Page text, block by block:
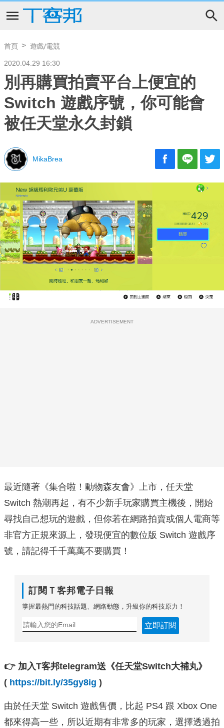
首頁 遊戲/電競
2020.04.29 16:30
別再購買拍賣平台上便宜的
Switch 遊戲序號，你可能會
被任天堂永久封鎖
MikaBrea
ADVERTISEMENT
最近隨著《集合啦！動物森友會》上市，任天堂
Switch 熱潮再起，有不少新手玩家購買主機後，開始
尋找自己想玩的遊戲，但你若在網路拍賣或個人電商等
非官方正規來源上，發現便宜的數位版 Switch 遊戲序
號，請記得千千萬萬不要購買！
訂閱Ｔ客邦電子日報
掌握最熱門的科技話題、網路動態，升級你的科技原力！
立即訂閱
👉 加入T客邦telegram送《任天堂Switch大補丸》
( https://bit.ly/35gy8ig )
由於任天堂 Switch 遊戲售價，比起 PS4 跟 Xbox One
都來得高一些，所以近期有非常多的玩家，選擇透過拍